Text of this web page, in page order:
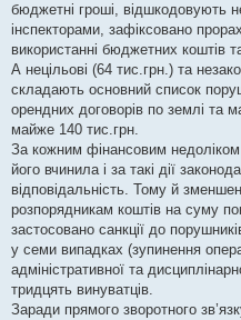
бюджетні гроші, відшкодовують
інспекторами, зафіксовано
використанні бюджетних коштів
А нецільові (64 тис.грн.) та
складають основний список
орендних договорів по землі та
майже 140 тис.грн.
За кожним фінансовим недоліком
його вчинила і за такі дії
відповідальність. Тому й
розпорядникам коштів на суму
застосовано санкції до
у семи випадках (зупинення
адміністративної та
тридцять винуватців.
Заради прямого зворотного